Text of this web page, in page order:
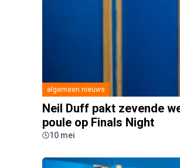
algemeen nieuws
Neil Duff pakt zevende
poule op Finals Night
10 mei